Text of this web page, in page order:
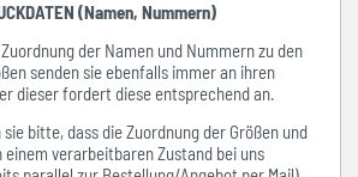
(Namen, Nummern)
der Namen und Nummern zu den
senden sie ebenfalls immer an ihren
dieser fordert diese entsprechend an.
sie bitte, dass die Zuordnung der Größen und
verarbeitbaren Zustand bei uns